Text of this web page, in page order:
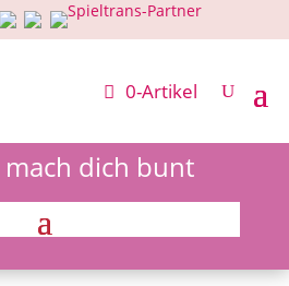
0-Artikel
dich bunt